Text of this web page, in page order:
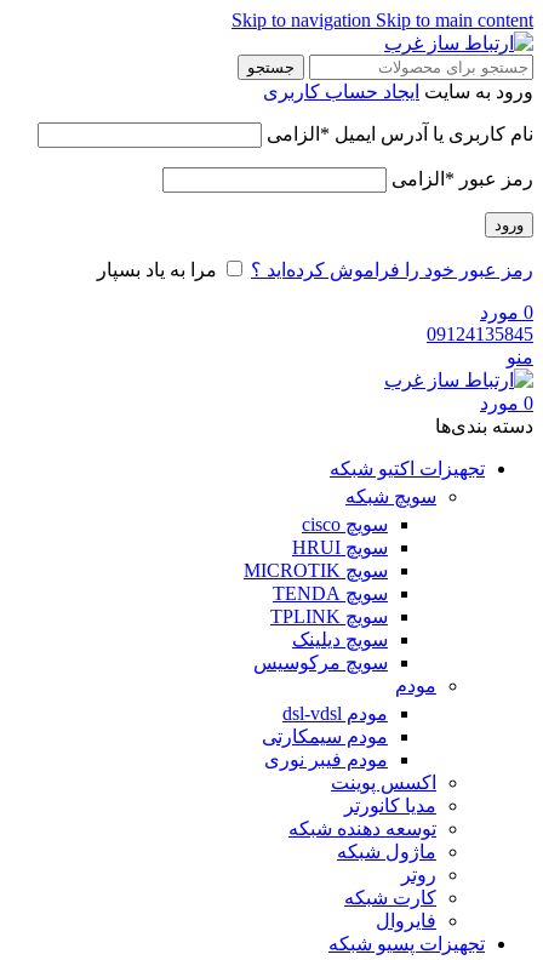
Skip to navigation Skip to main content
جستجو
ورود به سایت ایجاد حساب کاربری
نام کاربری یا آدرس ایمیل * الزامی
رمز عبور * الزامی
ورود
رمز عبور خود را فراموش کرده‌اید ؟ مرا به یاد بسپار
0 مورد
09124135845
منو
0 مورد
دسته‌ بندی‌ها
تجهیزات اکتیو شبکه
سویچ شبکه
سویچ cisco
سویچ HRUI
سویچ MICROTIK
سویچ TENDA
سویچ TPLINK
سویچ دیلینک
سویچ مرکوسیس
مودم
مودم dsl-vdsl
مودم سیمکارتی
مودم فیبر نوری
اکسس پوینت
مدیا کانورتر
توسعه دهنده شبکه
ماژول شبکه
روتر
کارت شبکه
فایروال
تجهیزات پسیو شبکه